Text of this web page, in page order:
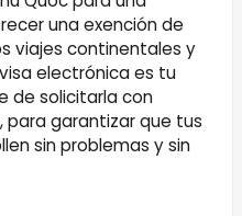
una exención de
viajes continentales y
electrónica es tu
de solicitarla con
para garantizar que tus
sin problemas y sin